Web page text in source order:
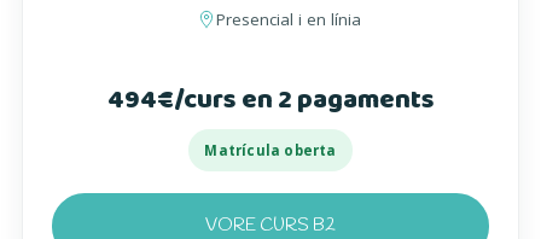
Presencial i en línia
494€/curs en 2 pagaments
Matrícula oberta
VORE CURS B2